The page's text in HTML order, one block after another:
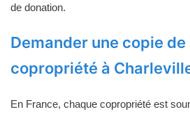
de donation.
Demander une copie
copropriété à
En France, chaque copropriété est